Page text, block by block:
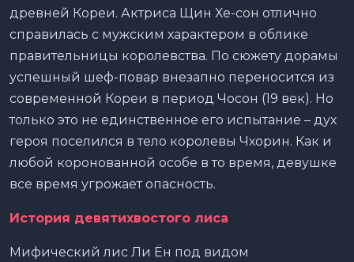
древней Кореи. Актриса Щин Хе-сон отлично
справилась с мужским характером в облике
правительницы королевства. По сюжету дорамы
успешный шеф-повар внезапно переносится из
современной Кореи в период Чосон (19 век). Но
только это не единственное его испытание – дух
героя поселился в тело королевы Чхорин. Как и
любой коронованной особе в то время, девушке
все время угрожает опасность.
История девятихвостого лиса
Мифический лис Ли Ён под видом